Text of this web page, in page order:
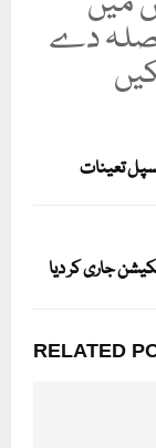
دے
RELATED